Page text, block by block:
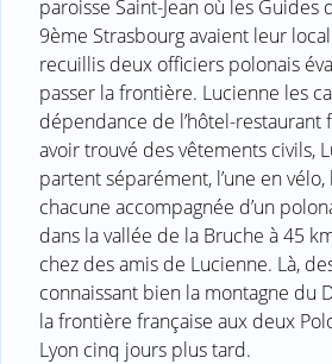
paroisse Saint-Jean où les Guides
9ème Strasbourg avaient leur
recuillis deux officiers polonais
passer la frontière. Lucienne les
dépendance de l’hôtel-restaurant
avoir trouvé des vêtements civils,
partent séparément, l’une en vélo,
chacune accompagnée d’un
dans la vallée de la Bruche à 45
chez des amis de Lucienne. Là,
connaissant bien la montagne du
la frontière française aux deux
Lyon cinq jours plus tard.